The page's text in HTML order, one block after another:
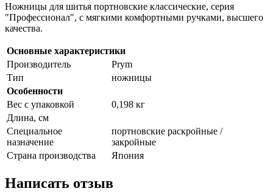
Ножницы для шитья портновские классические, серия
"Профессионал", с мягкими комфортными ручками, высшего
качества.
Основные характеристики
Производитель
Prym
Тип
ножницы
Особенности
Вес с упаковкой
0,198 кг
Длина, см
Специальное
назначение
портновские раскройные /
закройные
Страна производства
Япония
Написать отзыв